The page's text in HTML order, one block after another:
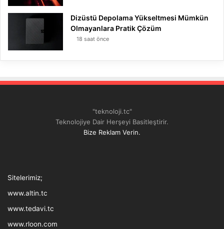
Dizüstü Depolama Yükseltmesi Mümkün
Olmayanlara Pratik Çözüm
18 saat önce
"teknoloji.tc"
Teknolojiye Dair Herşeyi Basitleştirir.
Bize Reklam Verin.
Sitelerimiz;
www.altin.tc
www.tedavi.tc
www.rloon.com